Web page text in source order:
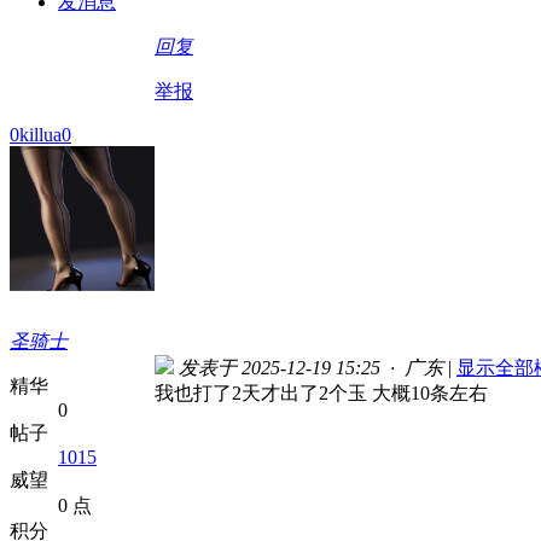
回复
举报
0killua0
圣骑士
精华
0
帖子
1015
威望
0 点
积分
发表于 2025-12-19 15:25 · 广东 | 显示全部
我也打了2天才出了2个玉 大概10条左右